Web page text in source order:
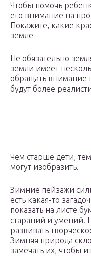
Чтобы помочь
его внимание на
Покажите, какие
земле
Не обязательно
земли имеет
обращать внимание
будут более
Чем старше дети,
могут изобразить.
Зимние пейзажи
есть какая-то
показать на листе
стараний и умений.
развивать
Зимняя природа
замечать их, чтобы